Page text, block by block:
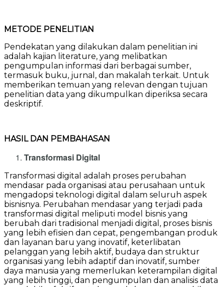
METODE PENELITIAN
Pendekatan yang dilakukan dalam penelitian ini
adalah kajian literature, yang melibatkan
pengumpulan informasi dari berbagai sumber,
termasuk buku, jurnal, dan makalah terkait. Untuk
memberikan temuan yang relevan dengan tujuan
penelitian data yang dikumpulkan diperiksa secara
deskriptif.
HASIL DAN PEMBAHASAN
Transformasi Digital
Transformasi digital adalah proses perubahan
mendasar pada organisasi atau perusahaan untuk
mengadopsi teknologi digital dalam seluruh aspek
bisnisnya. Perubahan mendasar yang terjadi pada
transformasi digital meliputi model bisnis yang
berubah dari tradisional menjadi digital, proses bisnis
yang lebih efisien dan cepat, pengembangan produk
dan layanan baru yang inovatif, keterlibatan
pelanggan yang lebih aktif, budaya dan struktur
organisasi yang lebih adaptif dan inovatif, sumber
daya manusia yang memerlukan keterampilan digital
yang lebih tinggi, dan pengumpulan dan analisis data